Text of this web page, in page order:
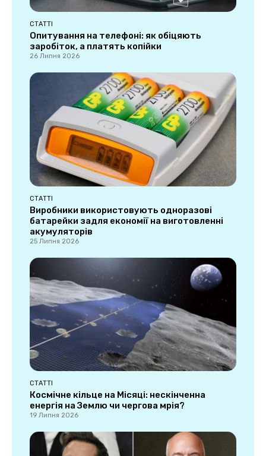
СТАТТІ
Опитування на телефоні: як обіцяють
заробіток, а платять копійки
26 Липня 2026
СТАТТІ
Виробники використовують одноразові
батарейки задля економії на виготовленні
акумуляторів
25 Липня 2026
СТАТТІ
Космічне кільце на Місяці: нескінченна
енергія на Землю чи чергова мрія?
19 Липня 2026